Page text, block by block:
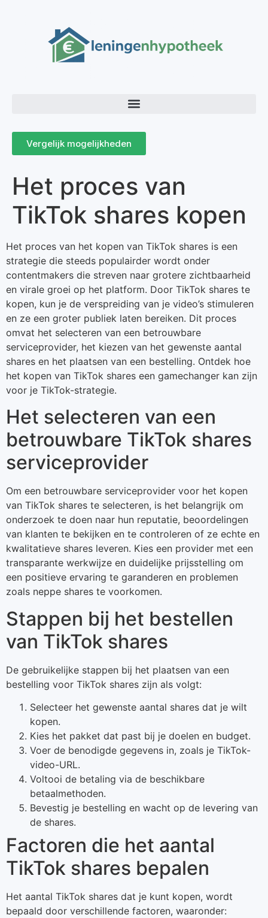
Vergelijk mogelijkheden
Het proces van
TikTok shares kopen
Het proces van het kopen van TikTok shares is een
strategie die steeds populairder wordt onder
contentmakers die streven naar grotere zichtbaarheid
en virale groei op het platform. Door TikTok shares te
kopen, kun je de verspreiding van je video’s stimuleren
en ze een groter publiek laten bereiken. Dit proces
omvat het selecteren van een betrouwbare
serviceprovider, het kiezen van het gewenste aantal
shares en het plaatsen van een bestelling. Ontdek hoe
het kopen van TikTok shares een gamechanger kan zijn
voor je TikTok-strategie.
Het selecteren van een
betrouwbare TikTok shares
serviceprovider
Om een betrouwbare serviceprovider voor het kopen
van TikTok shares te selecteren, is het belangrijk om
onderzoek te doen naar hun reputatie, beoordelingen
van klanten te bekijken en te controleren of ze echte en
kwalitatieve shares leveren. Kies een provider met een
transparante werkwijze en duidelijke prijsstelling om
een positieve ervaring te garanderen en problemen
zoals neppe shares te voorkomen.
Stappen bij het bestellen
van TikTok shares
De gebruikelijke stappen bij het plaatsen van een
bestelling voor TikTok shares zijn als volgt:
Selecteer het gewenste aantal shares dat je wilt
kopen.
Kies het pakket dat past bij je doelen en budget.
Voer de benodigde gegevens in, zoals je TikTok-
video-URL.
Voltooi de betaling via de beschikbare
betaalmethoden.
Bevestig je bestelling en wacht op de levering van
de shares.
Factoren die het aantal
TikTok shares bepalen
Het aantal TikTok shares dat je kunt kopen, wordt
bepaald door verschillende factoren, waaronder: